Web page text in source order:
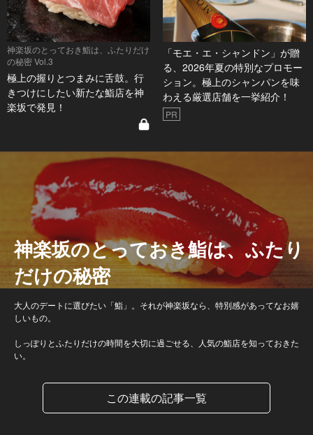
神楽坂のとっておき鮨は、ふたりだけ
の秘密 Vol.3
極上の握りとつまみに舌鼓。行
きつけにしたい新たな鮨店を神
楽坂で発見！
「モエ・エ・シャンドン」が贈
る、2026年夏の特別なプロモー
ション。極上のシャンパンを味
わえる厳選店舗を一挙紹介！
PR
神楽坂のとっておき鮨は、ふたり
だけの秘密
大人のデートに選びたい「鮨」。それが神楽坂なら、特別感があってなお嬉
しいもの。
しっぽりとふたりだけの時間を大切に過ごせる、人気の鮨店を知っておきた
い。
この連載の記事一覧